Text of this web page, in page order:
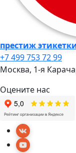
престиж
+7 499 753 72 99
Москва, 1-я
Оцените нас